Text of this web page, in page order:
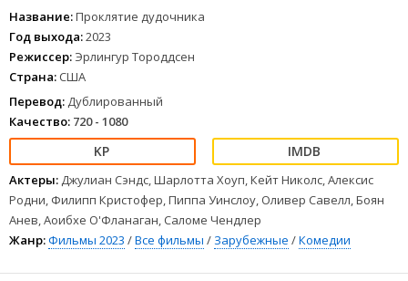
Название:Проклятие дудочника
Год выхода:2023
Режиссер: Эрлингур Тороддсен
Страна: США
Перевод: Дублированный
Качество: 720 - 1080
Актеры: Джулиан Сэндс, Шарлотта Хоуп, Кейт Николс, Алексис
Родни, Филипп Кристофер, Пиппа Уинслоу, Оливер Савелл, Боян
Анев, Аоибхе О'Фланаган, Саломе Чендлер
Жанр:Фильмы 2023 /Все фильмы / Зарубежные /Комедии